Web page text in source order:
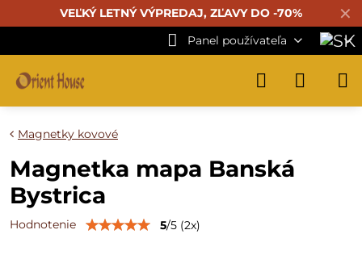
✕
VEĽKÝ LETNÝ VÝPREDAJ, ZĽAVY DO -70%
Panel používateľa
Magnetky kovové
Magnetka mapa Banská
Bystrica
Hodnotenie 5/5 (2x)